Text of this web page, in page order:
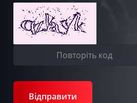
Відправити